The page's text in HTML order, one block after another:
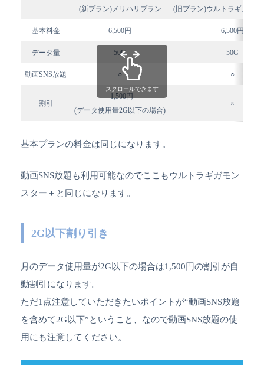
(新プラン)メリハリプラン (旧プラン)ウルトラギガモ
基本料金 6,500円 6,500円
データ量 50G 50G
動画SNS放題 ○ ○
割引
–1,500円
(データ使用量2G以下の場合)
×
スクロールできます
基本プランの料金は同じになります。
動画SNS放題も利用可能なのでここもウルトラギガモン
スター＋と同じになります。
2G以下割り引き
月のデータ使用量が2G以下の場合は1,500円の割引が自
動割引になります。
ただ1点注意していただきたいポイントが“動画SNS放題
を含めて2G以下”ということ、なので動画SNS放題の使
用にも注意してください。